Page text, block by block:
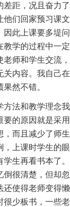
差距，况且奋力
他们回家预习课
因此上课要多堤
教学的过程中一
老师和学生交流
关内容。我自己
然不错。
法和教学理念我
要的原因就是采
，而且减少了师
，上课时学生的
学生再看书本了
倒很清楚，但却
还使得老师变得
少板书，一些